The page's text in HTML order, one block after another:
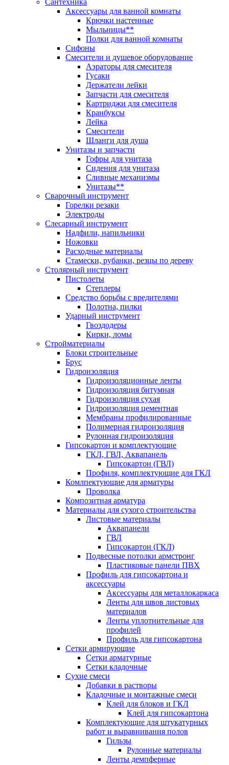
Сантехника
Аксессуары для ванной комнаты
Крючки настенные
Мыльницы**
Полки для ванной комнаты
Сифоны
Смесители и душевое оборудование
Аэраторы для смесителя
Гусаки
Держатели лейки
Запчасти для смесителя
Картриджи для смесителя
Кранбуксы
Лейка
Смесители
Шланги для душа
Унитазы и запчасти
Гофры для унитаза
Сидения для унитаза
Сливные механизмы
Унитазы**
Сварочный инструмент
Горелки резаки
Электроды
Слесарный инструмент
Надфили, напильники
Ножовки
Расходные материалы
Стамески, рубанки, резцы по дереву
Столярный инструмент
Пистолеты
Степлеры
Средство борьбы с вредителями
Полотна, пилки
Ударный инструмент
Гвоздодеры
Кирки, ломы
Стройматериалы
Блоки строительные
Брус
Гидроизоляция
Гидроизоляционные ленты
Гидроизоляция битумная
Гидроизоляция сухая
Гидроизоляция цементная
Мембраны профилированные
Полимерная гидроизоляция
Рулонная гидроизоляция
Гипсокартон и комплектующие
ГКЛ, ГВЛ, Аквапанель
Гипсокартон (ГВЛ)
Профиля, комплектующие для ГКЛ
Комлпектующие для арматуры
Проволка
Композитная арматура
Материалы для сухого строительства
Листовые материалы
Аквапанели
ГВЛ
Гипсокартон (ГКЛ)
Подвесные потолки армстронг
Пластиковые панели ПВХ
Профиль для гипсокартона и
аксессуары
Аксессуары для металлокаркаса
Ленты для швов листовых
материалов
Ленты уплотнительные для
профилей
Профиль для гипсокартона
Сетки армирующие
Сетки арматурные
Сетки кладочные
Сухие смеси
Добавки в растворы
Кладочные и монтажные смеси
Клей для блоков и ГКЛ
Клей для гипсокартона
Комплектующие для штукатурных
работ и выравнивания полов
Гильзы
Рулонные материалы
Ленты демпферные